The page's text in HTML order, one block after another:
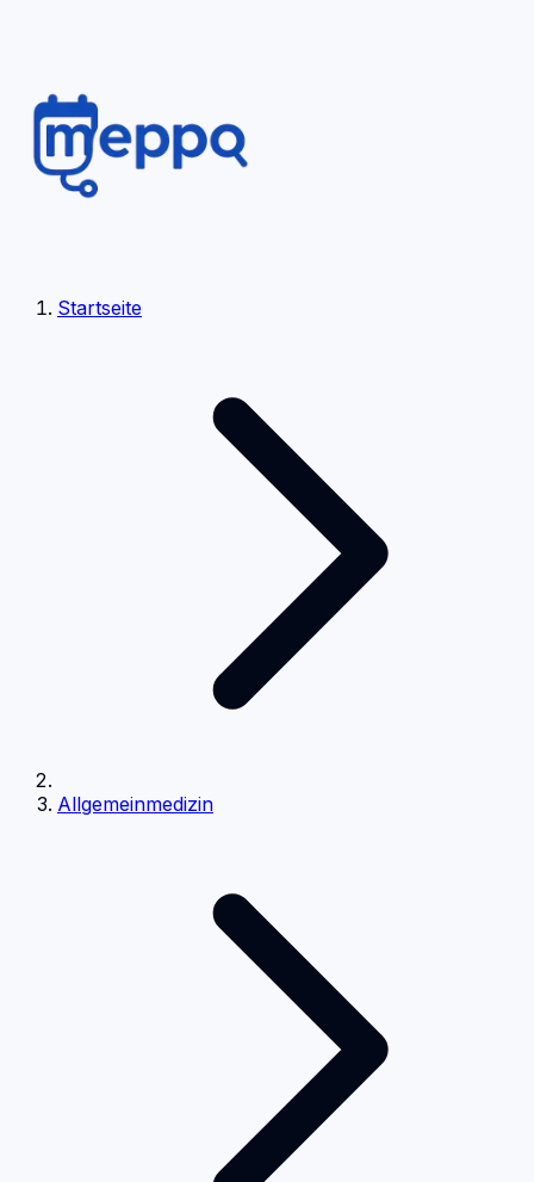
Startseite
Allgemeinmedizin